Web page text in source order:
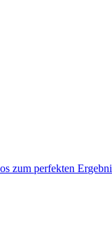
zum perfekten